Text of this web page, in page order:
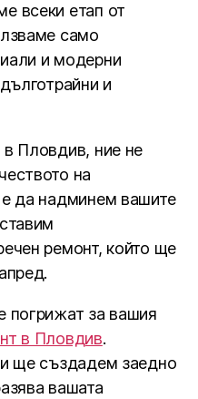
всеки етап от
само
и модерни
и
Пловдив, ние не
на
да надминем вашите
ремонт, който ще
погрижат за вашия
в Пловдив.
ще създадем заедно
вашата